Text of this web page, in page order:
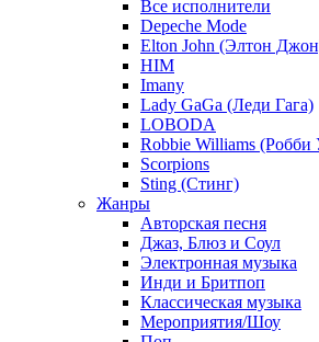
Все исполнители
Depeche Mode
Elton John (Элтон
HIM
Imany
Lady GaGa (Леди Гага)
LOBODA
Robbie Williams (Робби
Scorpions
Sting (Стинг)
Жанры
Авторская песня
Джаз, Блюз и Соул
Электронная музыка
Инди и Бритпоп
Классическая музыка
Мероприятия/Шоу